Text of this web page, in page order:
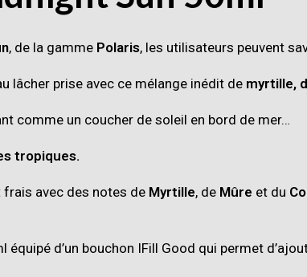
, de la gamme Polaris, les utilisateurs peuvent
lâcher prise avec ce mélange inédit de myrtille,
comme un coucher de soleil en bord de mer…
tropiques.
avec des notes de Myrtille, de Mûre et du
équipé d’un bouchon IFill Good qui permet